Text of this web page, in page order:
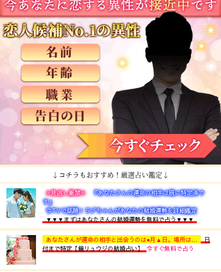
↓コチラもおすすめ！厳選占い鑑定↓
※見逃し厳禁※
『あなたさんの運命の相手は既に特定済で
す』
今TVで話題！ラブちゃんがあなたの結婚運勢を詳細鑑定
▼▼▼まずはあなたさんの結婚運勢を無料で占う▼▼▼
あなたさんが運命の相手と出会うのは●月▲日。場所は…
日
付まで特定【鏡リュウジの結婚占い】
今すぐ無料で占う